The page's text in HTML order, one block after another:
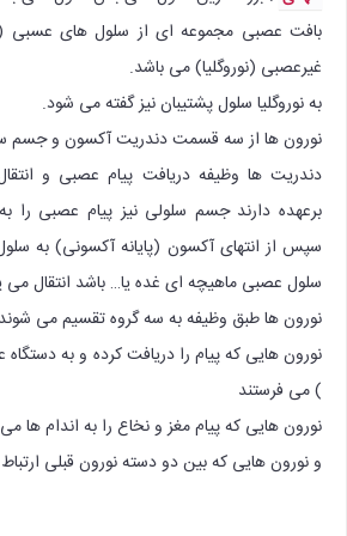
بافت عصبی مجموعه ای از سلول های عسبی
غیرعصبی (نوروگلیا) می باشد.
به نوروگلیا سلول پشتیبان نیز گفته می شود.
نورون ها از سه قسمت دندریت آکسون و جسم
دندریت ها وظیفه دریافت پیام عصبی و
برعهده دارند جسم سلولی نیز پیام عصبی
سپس از انتهای آکسون (پایانه آکسونی) به
سلول عصبی ماهیچه ای غده یا… باشد انتقال می
نورون ها طبق وظیفه به سه گروه تقسیم می
نورون هایی که پیام را دریافت کرده و به
) می فرستند
نورون هایی که پیام مغز و نخاع را به اندام ها می
و نورون هایی که بین دو دسته نورون قبلی ارتباط